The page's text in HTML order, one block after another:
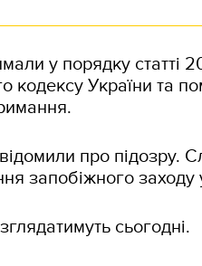
у порядку статті
кодексу України та
про підозру.
запобіжного заходу
сьогодні.